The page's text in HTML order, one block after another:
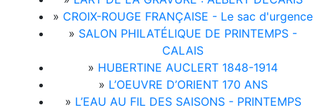
» CROIX-ROUGE FRANÇAISE - Le sac d'urgence
» SALON PHILATÉLIQUE DE PRINTEMPS -
CALAIS
» HUBERTINE AUCLERT 1848-1914
» L’OEUVRE D’ORIENT 170 ANS
» L’EAU AU FIL DES SAISONS - PRINTEMPS